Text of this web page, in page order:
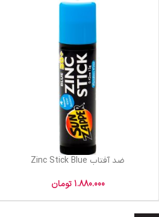
ضد آفتاب Zinc Stick Blue
1.880.000 تومان